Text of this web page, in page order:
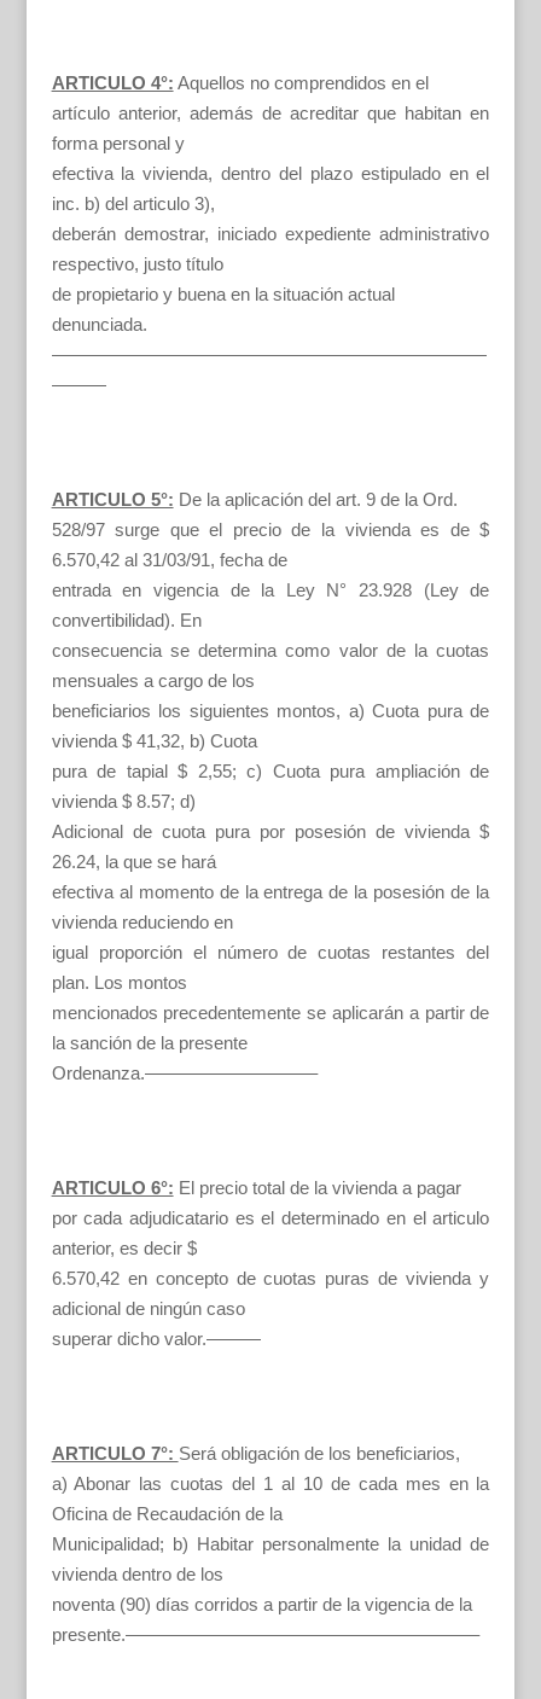
ARTICULO 4°: Aquellos no comprendidos en el
artículo anterior, además de acreditar que habitan en
forma personal y
efectiva la vivienda, dentro del plazo estipulado en el
inc. b) del articulo 3),
deberán demostrar, iniciado expediente administrativo
respectivo, justo título
de propietario y buena en la situación actual
denunciada.
————————————————————————
———
ARTICULO 5°: De la aplicación del art. 9 de la Ord.
528/97 surge que el precio de la vivienda es de $
6.570,42 al 31/03/91, fecha de
entrada en vigencia de la Ley N° 23.928 (Ley de
convertibilidad). En
consecuencia se determina como valor de la cuotas
mensuales a cargo de los
beneficiarios los siguientes montos, a) Cuota pura de
vivienda $ 41,32, b) Cuota
pura de tapial $ 2,55; c) Cuota pura ampliación de
vivienda $ 8.57; d)
Adicional de cuota pura por posesión de vivienda $
26.24, la que se hará
efectiva al momento de la entrega de la posesión de la
vivienda reduciendo en
igual proporción el número de cuotas restantes del
plan. Los montos
mencionados precedentemente se aplicarán a partir de
la sanción de la presente
Ordenanza.—————————–
ARTICULO 6°: El precio total de la vivienda a pagar
por cada adjudicatario es el determinado en el articulo
anterior, es decir $
6.570,42 en concepto de cuotas puras de vivienda y
adicional de ningún caso
superar dicho valor.———
ARTICULO 7°: Será obligación de los beneficiarios,
a) Abonar las cuotas del 1 al 10 de cada mes en la
Oficina de Recaudación de la
Municipalidad; b) Habitar personalmente la unidad de
vivienda dentro de los
noventa (90) días corridos a partir de la vigencia de la
presente.———————————————————–